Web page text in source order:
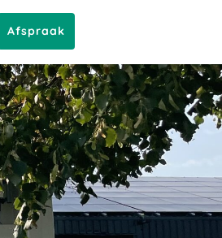
Afspraak